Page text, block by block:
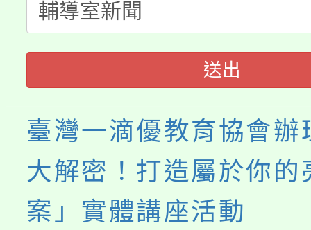
程
送出
臺灣一滴優教育協會辦
大解密！打造屬於你的
案」實體講座活動